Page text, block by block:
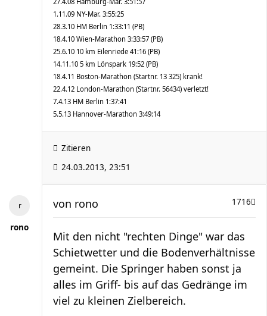
1.11.09 NY-Mar. 3:55:25
28.3.10 HM Berlin 1:33:11 (PB)
18.4.10 Wien-Marathon 3:33:57 (PB)
25.6.10 10 km Eilenriede 41:16 (PB)
14.11.10 5 km Lönspark 19:52 (PB)
18.4.11 Boston-Marathon (Startnr. 13 325) krank!
22.4.12 London-Marathon (Startnr. 56434) verletzt!
7.4.13 HM Berlin 1:37:41
5.5.13 Hannover-Marathon 3:49:14
Zitieren
24.03.2013, 23:51
rono
1716
von rono
Mit den nicht "rechten Dinge" war das
Schietwetter und die Bodenverhältnisse
gemeint. Die Springer haben sonst ja
alles im Griff- bis auf das Gedränge im
viel zu kleinen Zielbereich.